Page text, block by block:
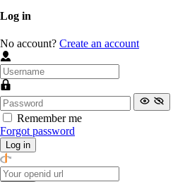
Log in
No account? Create an account
Remember me
Forgot password
Log in